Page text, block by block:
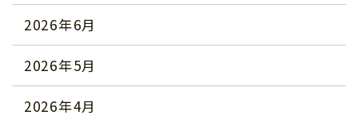
2026年6月
2026年5月
2026年4月